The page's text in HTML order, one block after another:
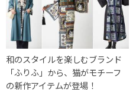
和のスタイルを楽しむブランド
「ふりふ」から、猫がモチーフ
の新作アイテムが登場！